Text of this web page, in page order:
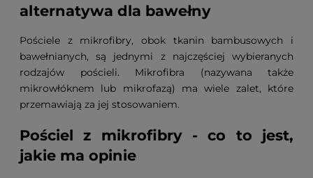
alternatywa dla bawełny
Pościele z mikrofibry, obok tkanin bambusowych i
bawełnianych, są jednymi z najczęściej wybieranych
rodzajów pościeli. Mikrofibra (nazywana także
mikrowłóknem lub mikrofazą) ma wiele zalet, które
przemawiają za jej stosowaniem.
Pościel z mikrofibry - co to jest,
jakie ma opinie